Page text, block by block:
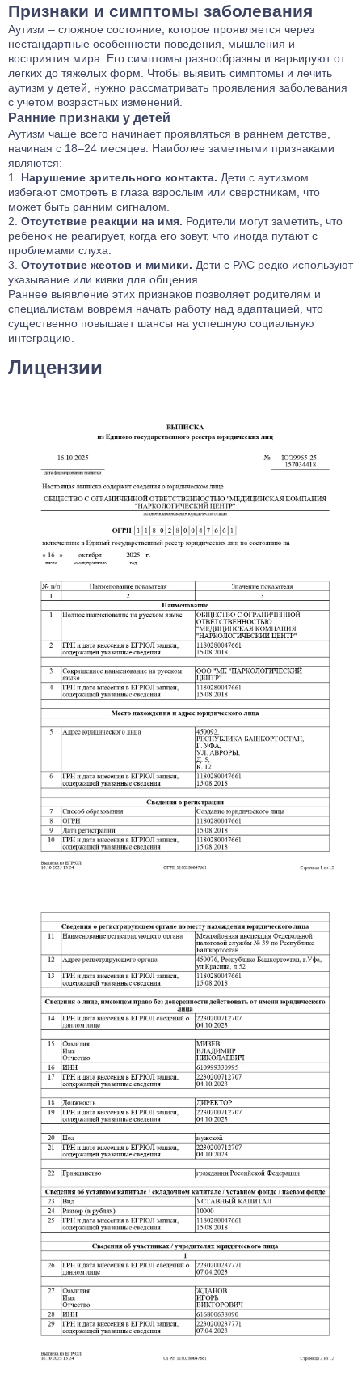
Признаки и симптомы заболевания
Аутизм – сложное состояние, которое проявляется через
нестандартные особенности поведения, мышления и
восприятия мира. Его симптомы разнообразны и варьируют от
легких до тяжелых форм. Чтобы выявить симптомы и лечить
аутизм у детей, нужно рассматривать проявления заболевания
с учетом возрастных изменений.
Ранние признаки у детей
Аутизм чаще всего начинает проявляться в раннем детстве,
начиная с 18–24 месяцев. Наиболее заметными признаками
являются:
Нарушение зрительного контакта. Дети с аутизмом
избегают смотреть в глаза взрослым или сверстникам, что
может быть ранним сигналом.
Отсутствие реакции на имя. Родители могут заметить, что
ребенок не реагирует, когда его зовут, что иногда путают с
проблемами слуха.
Отсутствие жестов и мимики. Дети с РАС редко используют
указывание или кивки для общения.
Раннее выявление этих признаков позволяет родителям и
специалистам вовремя начать работу над адаптацией, что
существенно повышает шансы на успешную социальную
интеграцию.
Лицензии